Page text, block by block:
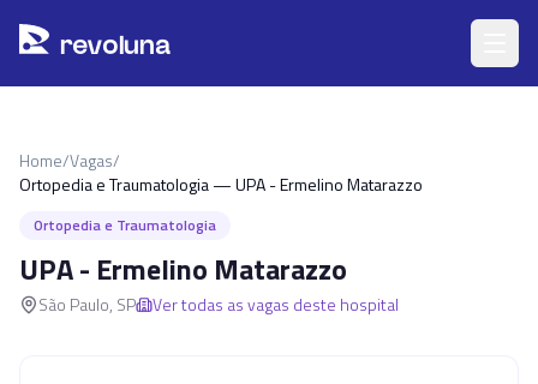
revoluna
Home/Vagas/
Ortopedia e Traumatologia — UPA - Ermelino Matarazzo
Ortopedia e Traumatologia
UPA - Ermelino Matarazzo
São Paulo, SP Ver todas as vagas deste hospital